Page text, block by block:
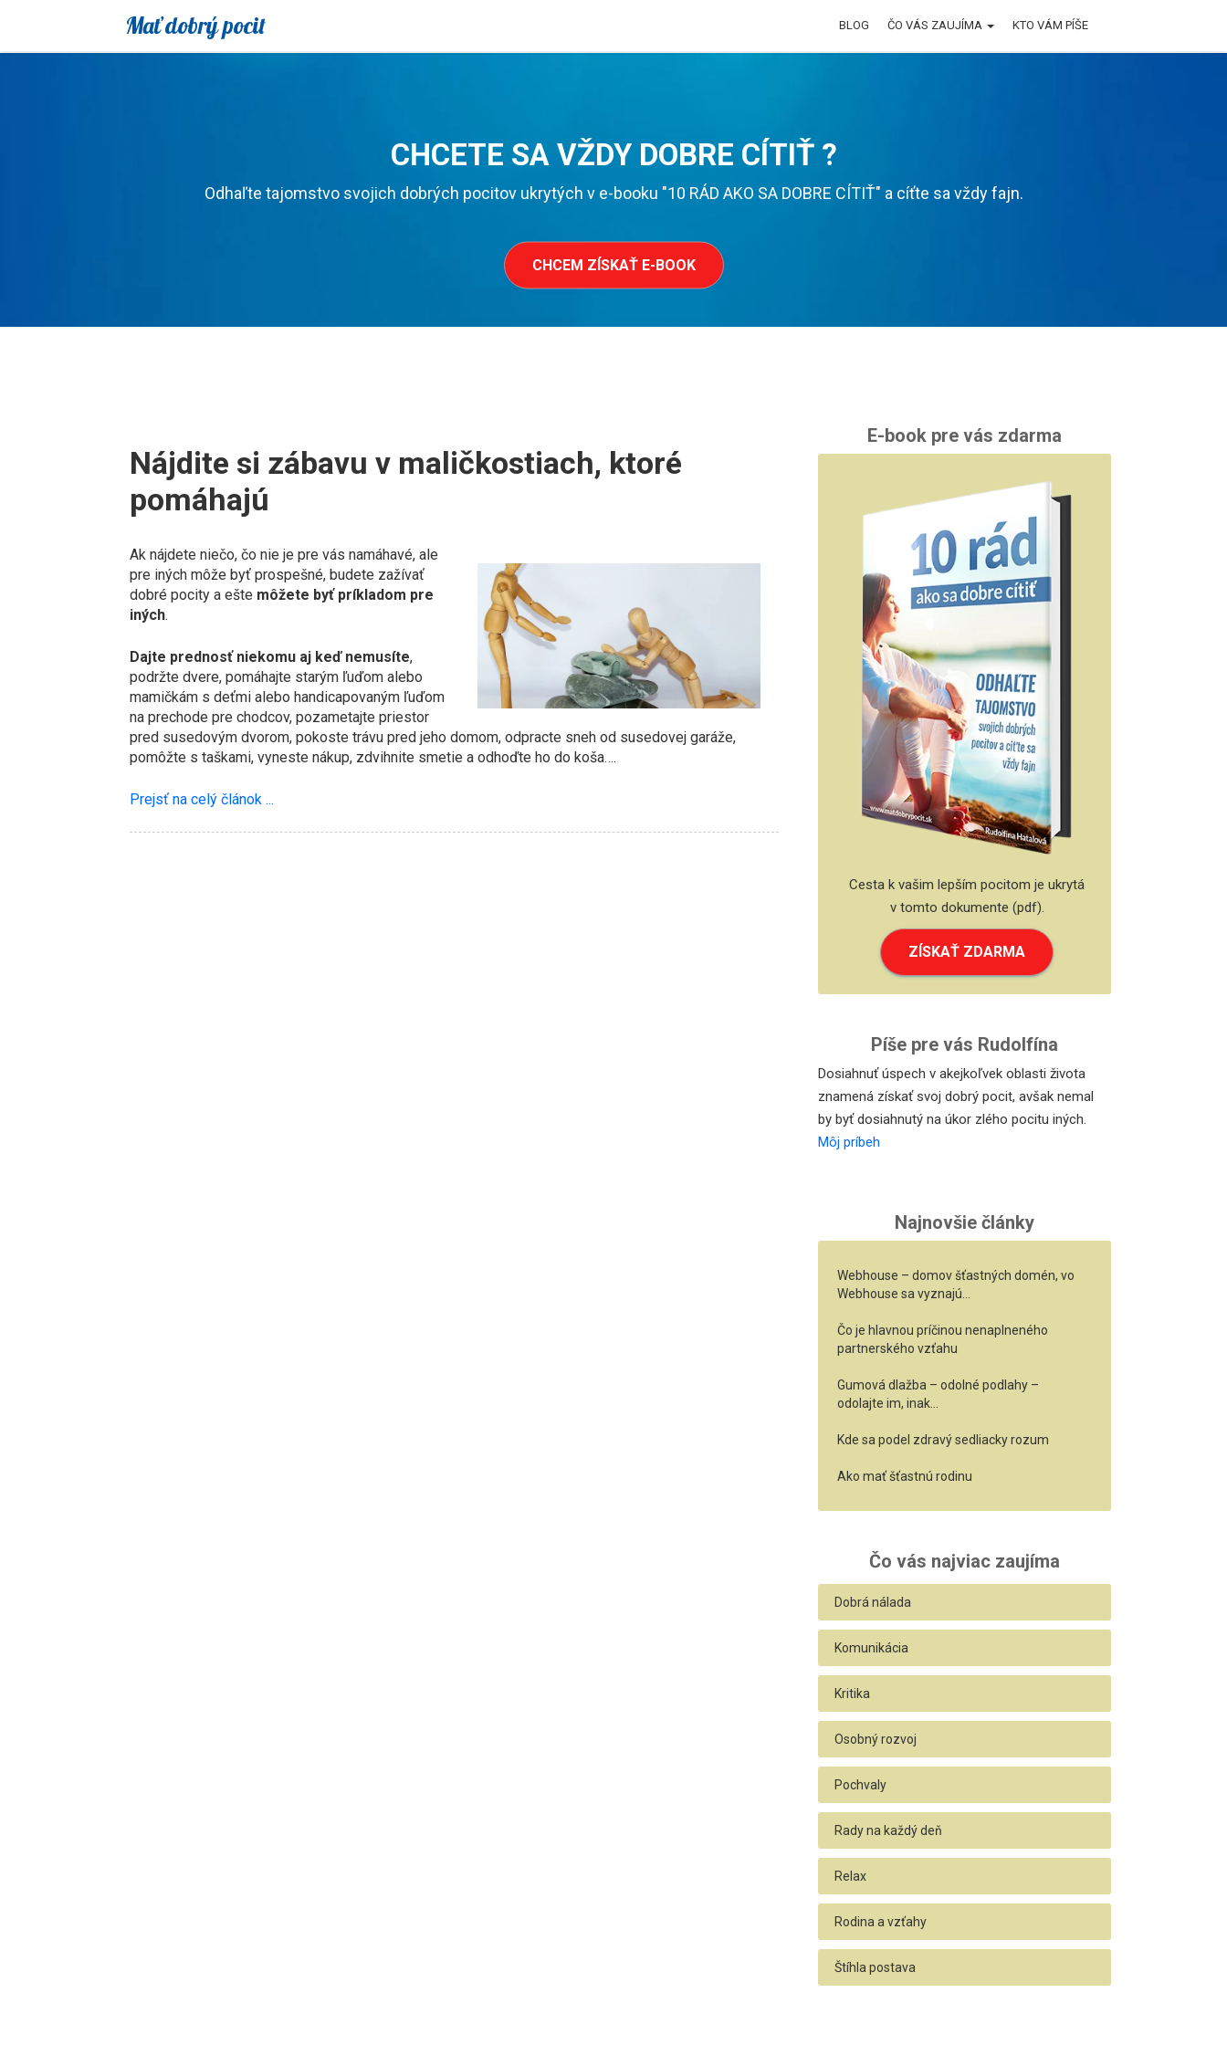
CHCETE SA VŽDY DOBRE CÍTIŤ ?
Odhaľte tajomstvo svojich dobrých pocitov ukrytých v e-booku "10 RÁD AKO SA DOBRE CÍTIŤ" a cíťte sa vždy fajn.
CHCEM ZÍSKAŤ E-BOOK
Mať dobrý pocit BLOG ČO VÁS ZAUJÍMA KTO VÁM PÍŠE
Nájdite si zábavu v maličkostiach, ktoré
pomáhajú
Ak nájdete niečo, čo nie je pre vás namáhavé, ale
pre iných môže byť prospešné, budete zažívať
dobré pocity a ešte môžete byť príkladom pre
iných.
Dajte prednosť niekomu aj keď nemusíte,
podržte dvere, pomáhajte starým ľuďom alebo
mamičkám s deťmi alebo handicapovaným ľuďom
na prechode pre chodcov, pozametajte priestor
pred susedovým dvorom, pokoste trávu pred jeho domom, odpracte sneh od susedovej garáže,
pomôžte s taškami, vyneste nákup, zdvihnite smetie a odhoďte ho do koša….
Prejsť na celý článok ...
E-book pre vás zdarma
Cesta k vašim lepším pocitom je ukrytá
v tomto dokumente (pdf).
ZÍSKAŤ ZDARMA
Píše pre vás Rudolfína
Dosiahnuť úspech v akejkoľvek oblasti života
znamená získať svoj dobrý pocit, avšak nemal
by byť dosiahnutý na úkor zlého pocitu iných.
Môj príbeh
Najnovšie články
Webhouse – domov šťastných domén, vo
Webhouse sa vyznajú…
Čo je hlavnou príčinou nenaplneného
partnerského vzťahu
Gumová dlažba – odolné podlahy –
odolajte im, inak…
Kde sa podel zdravý sedliacky rozum
Ako mať šťastnú rodinu
Čo vás najviac zaujíma
Dobrá nálada
Komunikácia
Kritika
Osobný rozvoj
Pochvaly
Rady na každý deň
Relax
Rodina a vzťahy
Štíhla postava